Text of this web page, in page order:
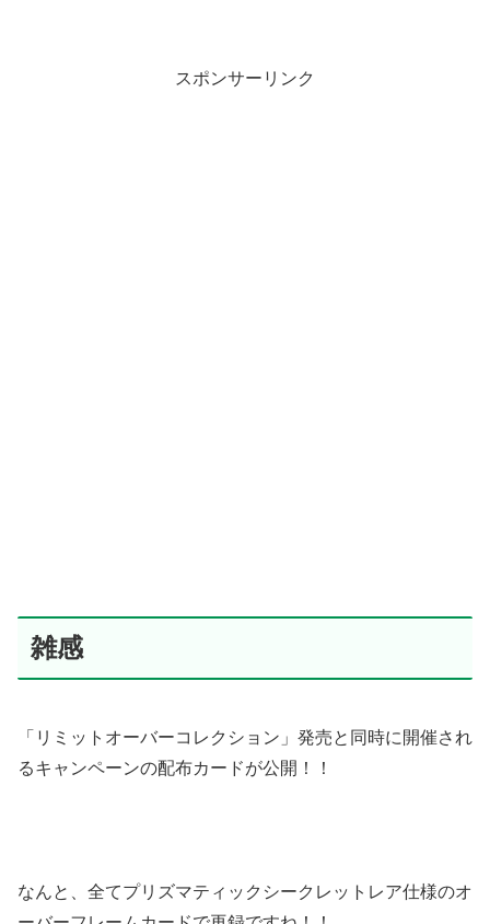
スポンサーリンク
雑感
「リミットオーバーコレクション」発売と同時に開催され
るキャンペーンの配布カードが公開！！
なんと、全てプリズマティックシークレットレア仕様のオ